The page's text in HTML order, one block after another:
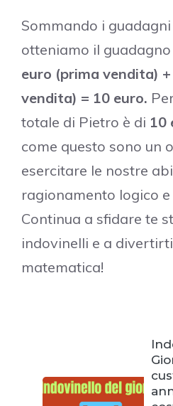
Sommando i
otteniamo il
euro (prima vendita)
vendita) = 10 euro.
totale di Pietro è di 10
come questo sono un
esercitare le nostre
ragionamento logico
Continua a sfidare te
indovinelli e a
matematica!